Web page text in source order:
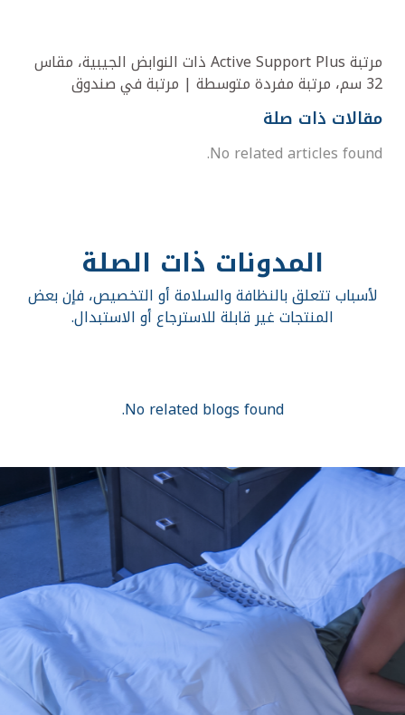
مرتبة Active Support Plus ذات النوابض الجيبية، مقاس
32 سم، مرتبة مفردة متوسطة | مرتبة في صندوق
مقالات ذات صلة
No related articles found.
المدونات ذات الصلة
لأسباب تتعلق بالنظافة والسلامة أو التخصيص، فإن بعض
المنتجات غير قابلة للاسترجاع أو الاستبدال.
No related blogs found.